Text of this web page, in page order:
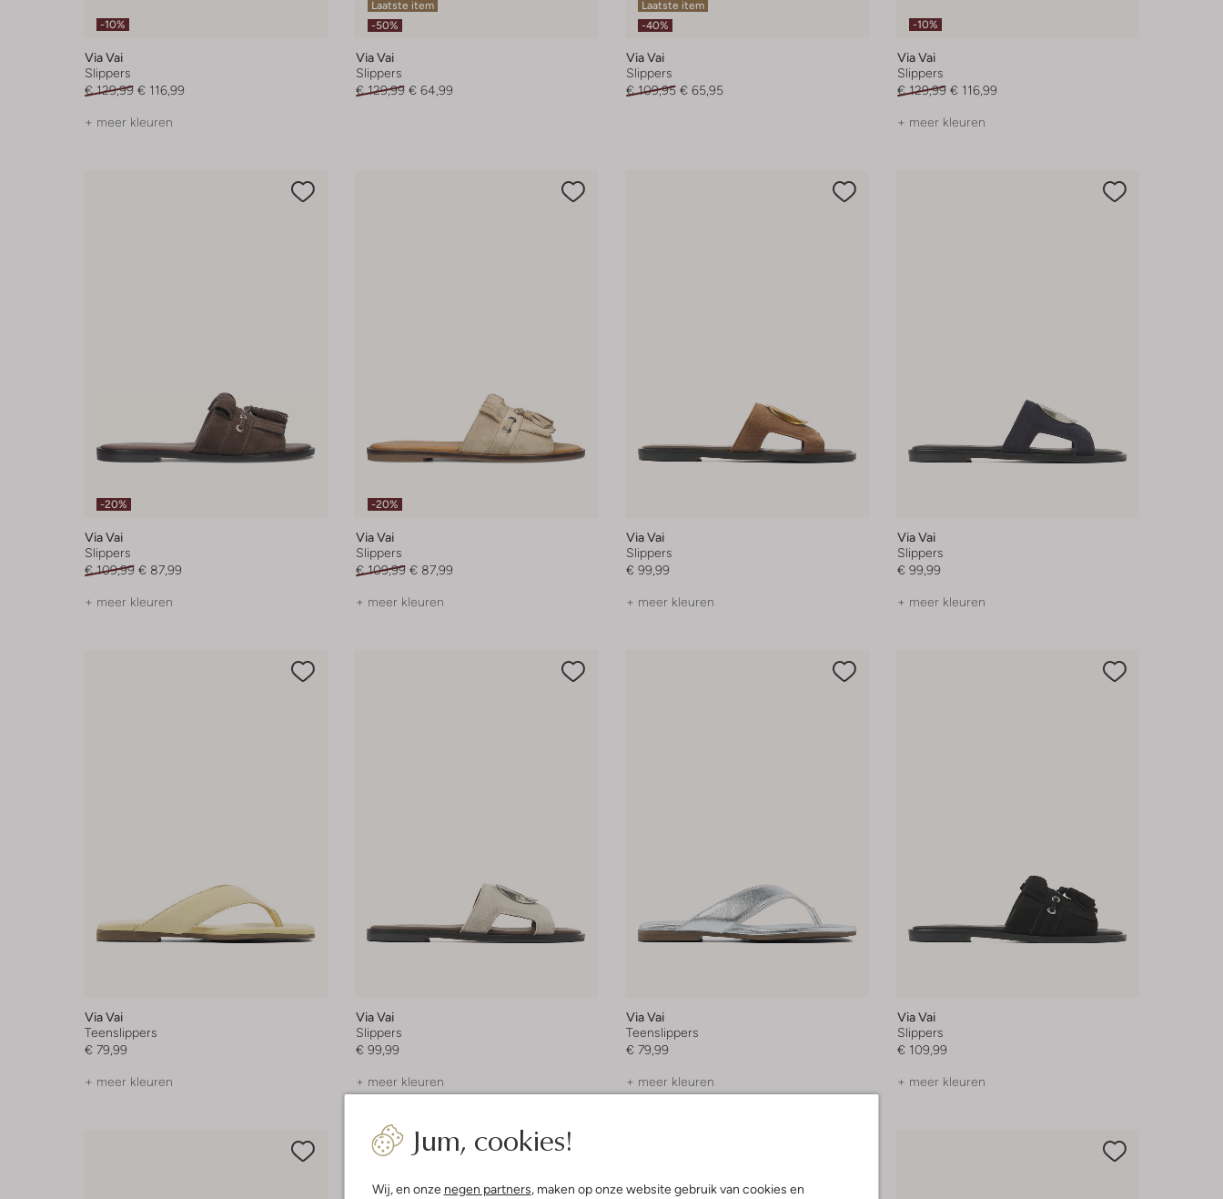
Jum, cookies!
Wij, en onze negen partners, maken op onze website gebruik van cookies en
-10%
Via Vai
Slippers
€ 129,99 € 116,99
+ meer kleuren
Laatste item
-50%
Via Vai
Slippers
€ 129,99 € 64,99
Laatste item
-40%
Via Vai
Slippers
€ 109,95 € 65,95
-10%
Via Vai
Slippers
€ 129,99 € 116,99
+ meer kleuren
-20%
Via Vai
Slippers
€ 109,99 € 87,99
+ meer kleuren
-20%
Via Vai
Slippers
€ 109,99 € 87,99
+ meer kleuren
Via Vai
Slippers
€ 99,99
+ meer kleuren
Via Vai
Slippers
€ 99,99
+ meer kleuren
Via Vai
Teenslippers
€ 79,99
+ meer kleuren
Via Vai
Slippers
€ 99,99
+ meer kleuren
Via Vai
Teenslippers
€ 79,99
+ meer kleuren
Via Vai
Slippers
€ 109,99
+ meer kleuren